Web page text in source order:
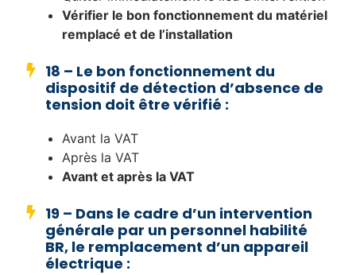
Vérifier le bon fonctionnement du matériel
remplacé et de l’installation
18 – Le bon fonctionnement du
dispositif de détection d’absence de
tension doit être vérifié :
Avant la VAT
Après la VAT
Avant et après la VAT
19 – Dans le cadre d’un intervention
générale par un personnel habilité
BR, le remplacement d’un appareil
électrique :